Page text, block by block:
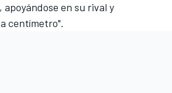
apoyándose en su rival y
centímetro".